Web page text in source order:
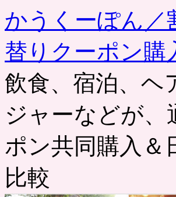
かうくーぽん／
替りクーポン購
飲食、宿泊、ヘ
ジャーなどが、
ポン共同購入＆
比較